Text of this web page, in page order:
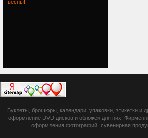
весны!
botsetto.ru -
photoshop,
шрифты,
Буклеты, брошюры, календари, упаковки, этикетки и
оформление DVD дисков и обложек для них.
оформления фотографий, сувенирная